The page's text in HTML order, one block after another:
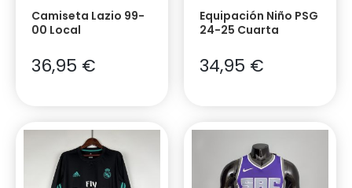
Camiseta Lazio 99-
00 Local
36,95 €
Equipación Niño PSG
24-25 Cuarta
34,95 €